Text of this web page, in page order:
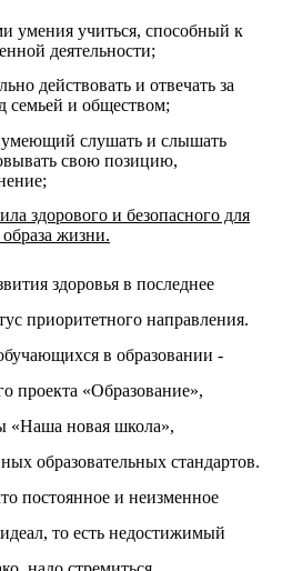
умения учиться, способный к
деятельности;
действовать и отвечать за
семьей и обществом;
умеющий слушать и слышать
свою позицию,
здорового и безопасного для
жизни.
здоровья в последнее
приоритетного направления.
в образовании -
проекта «Образование»,
«Наша новая школа»,
образовательных стандартов.
постоянное и неизменное
то есть недостижимый